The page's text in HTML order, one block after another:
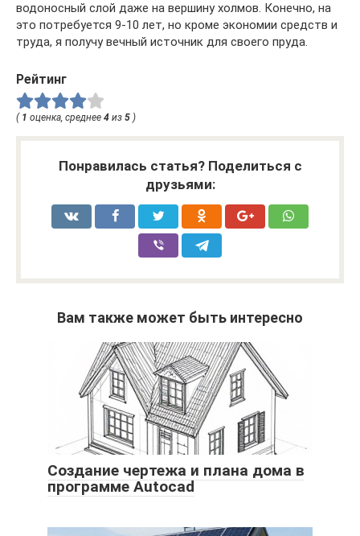
водоносный слой даже на вершину холмов. Конечно, на
это потребуется 9-10 лет, но кроме экономии средств и
труда, я получу вечный источник для своего пруда.
Рейтинг
( 1 оценка, среднее 4 из 5 )
Понравилась статья? Поделиться с
друзьями:
Вам также может быть интересно
Создание чертежа и плана дома в
программе Autocad